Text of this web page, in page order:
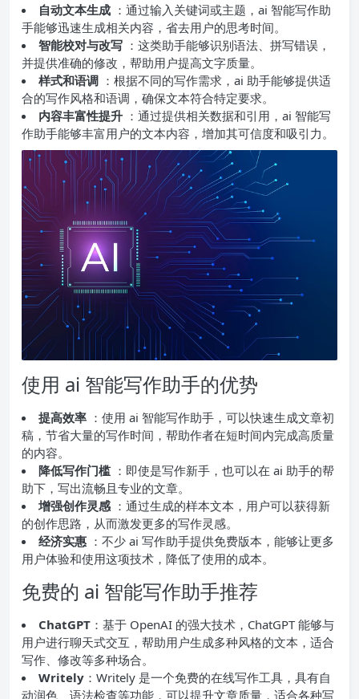
自动文本生成 ：通过输入关键词或主题，ai 智能写作助
手能够迅速生成相关内容，省去用户的思考时间。
智能校对与改写 ：这类助手能够识别语法、拼写错误，
并提供准确的修改，帮助用户提高文字质量。
样式和语调 ：根据不同的写作需求，ai 助手能够提供适
合的写作风格和语调，确保文本符合特定要求。
内容丰富性提升 ：通过提供相关数据和引用，ai 智能写
作助手能够丰富用户的文本内容，增加其可信度和吸引力。
使用 ai 智能写作助手的优势
提高效率 ：使用 ai 智能写作助手，可以快速生成文章初
稿，节省大量的写作时间，帮助作者在短时间内完成高质量
的内容。
降低写作门槛 ：即使是写作新手，也可以在 ai 助手的帮
助下，写出流畅且专业的文章。
增强创作灵感 ：通过生成的样本文本，用户可以获得新
的创作思路，从而激发更多的写作灵感。
经济实惠 ：不少 ai 写作助手提供免费版本，能够让更多
用户体验和使用这项技术，降低了使用的成本。
免费的 ai 智能写作助手推荐
ChatGPT ：基于 OpenAI 的强大技术，ChatGPT 能够与
用户进行聊天式交互，帮助用户生成多种风格的文本，适合
写作、修改等多种场合。
Writely ：Writely 是一个免费的在线写作工具，具有自
动润色、语法检查等功能，可以提升文章质量，适合各种写